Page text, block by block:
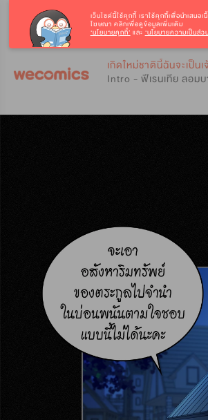
เกิดใหม่ชาตินี้ฉันจะเป็น
Intro - ฟีเรนเทีย ลอมบ
เว็บไซต์นี้ใช้คุกกี้ เราใช้คุกกี้เพื่อนำเสนอเ
โฆษณา คลิกเพื่อดูข้อมูลเพิ่มเติม
‘นโยบายคุกกี้’ และ ‘นโยบายความเป็นส่ว